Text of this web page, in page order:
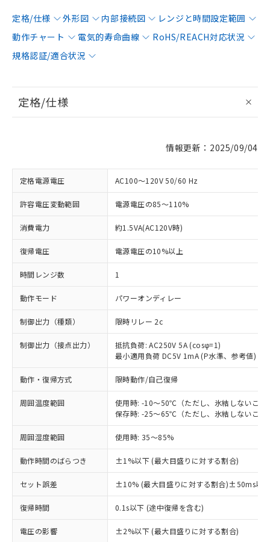
定格/仕様 外形図 内部接続図
レンジと時間設定範囲
動作チャート
電気的寿命曲線
RoHS/REACH対応状況
規格認証/適合状況
定格/仕様
情報更新：2025/09/04
定格電源電圧 AC100～120V 50/60 Hz
許容電圧変動範囲 電源電圧の85～110%
消費電力 約1.5VA(AC120V時)
復帰電圧 電源電圧の10%以上
時間レンジ数 1
動作モード パワーオンディレー
制御出力（種類） 限時リレー 2c
制御出力（接点出力）
抵抗負荷: AC250V 5A (cosφ=1)
最小適用負荷 DC5V 1mA (P水準、参考値)
動作・復帰方式 限時動作/自己復帰
周囲温度範囲
使用時: -10～50℃（ただし、氷結しないこと
保存時: -25～65℃（ただし、氷結しないこと
周囲湿度範囲 使用時: 35～85%
動作時間のばらつき ±1%以下 (最大目盛りに対する割合)
セット誤差 ±10% (最大目盛りに対する割合)±50ms以下
復帰時間 0.1s以下 (途中復帰を含む)
電圧の影響 ±2%以下 (最大目盛りに対する割合)
対応済み：EU RoHS指令（10物質）の
非含有に対応した製品が提供可能な商品で